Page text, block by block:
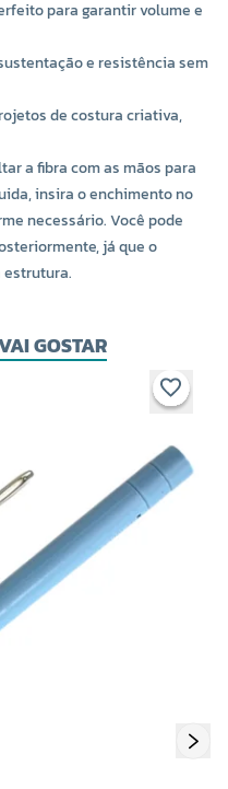
para garantir volume e
e resistência sem
de costura criativa,
a fibra com as mãos para
insira o enchimento no
necessário. Você pode
já que o
estrutura.
GOSTAR